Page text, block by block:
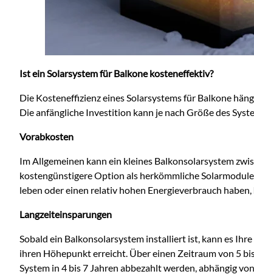
Ist ein Solarsystem für Balkone kosteneffektiv?
Die Kosteneffizienz eines Solarsystems für Balkone
Die anfängliche Investition kann je nach Größe des
Vorabkosten
Im Allgemeinen kann ein kleines Balkonsolarsystem
kostengünstigere Option als herkömmliche
leben oder einen relativ hohen Energieverbrauch
Langzeiteinsparungen
Sobald ein Balkonsolarsystem installiert ist, kann es
ihren Höhepunkt erreicht. Über einen Zeitraum von 5
System in 4 bis 7 Jahren abbezahlt werden, abhängig